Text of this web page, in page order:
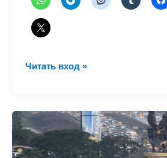
Avianca
между
Медельином
Сан-
Читать вход »